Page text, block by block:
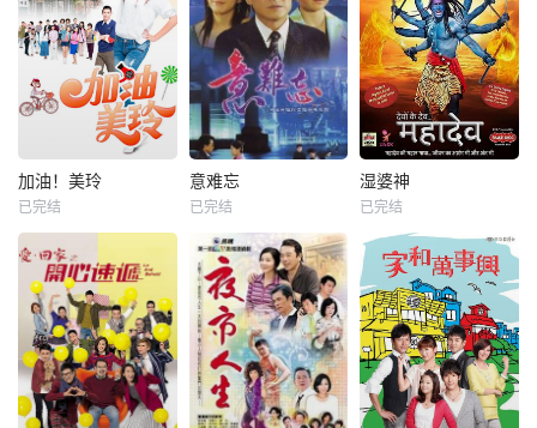
加油！美玲
已完结
意难忘
已完结
湿婆神
已完结